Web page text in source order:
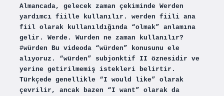
Almancada, gelecek zaman çekiminde Werden
yardımcı fiille kullanılır. werden fiili ana
fiil olarak kullanıldığında “olmak” anlamına
gelir. Werde. Wurden ne zaman kullanılır?
#würden Bu videoda “würden” konusunu ele
alıyoruz. “würden” subjonktif II öznesidir ve
yerine getirilmemiş istekleri belirtir.
Türkçede genellikle “I would like” olarak
çevrilir, ancak bazen “I want” olarak da